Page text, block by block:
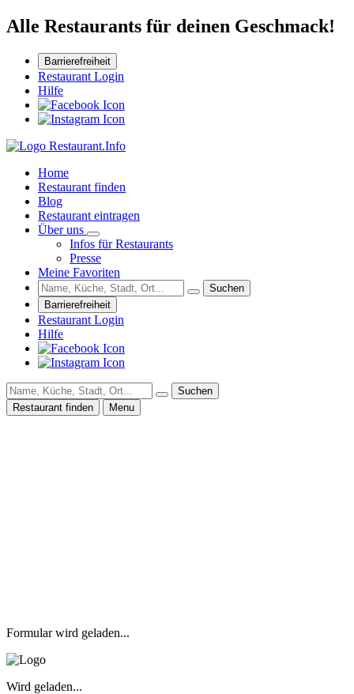
Alle Restaurants für deinen Geschmack!
Barrierefreiheit
Restaurant Login
Hilfe
Home
Restaurant finden
Blog
Restaurant eintragen
Über uns
Infos für Restaurants
Presse
Meine Favoriten
Suchen
Barrierefreiheit
Restaurant Login
Hilfe
Suchen
Restaurant finden
Menu
Formular wird geladen...
Wird geladen...